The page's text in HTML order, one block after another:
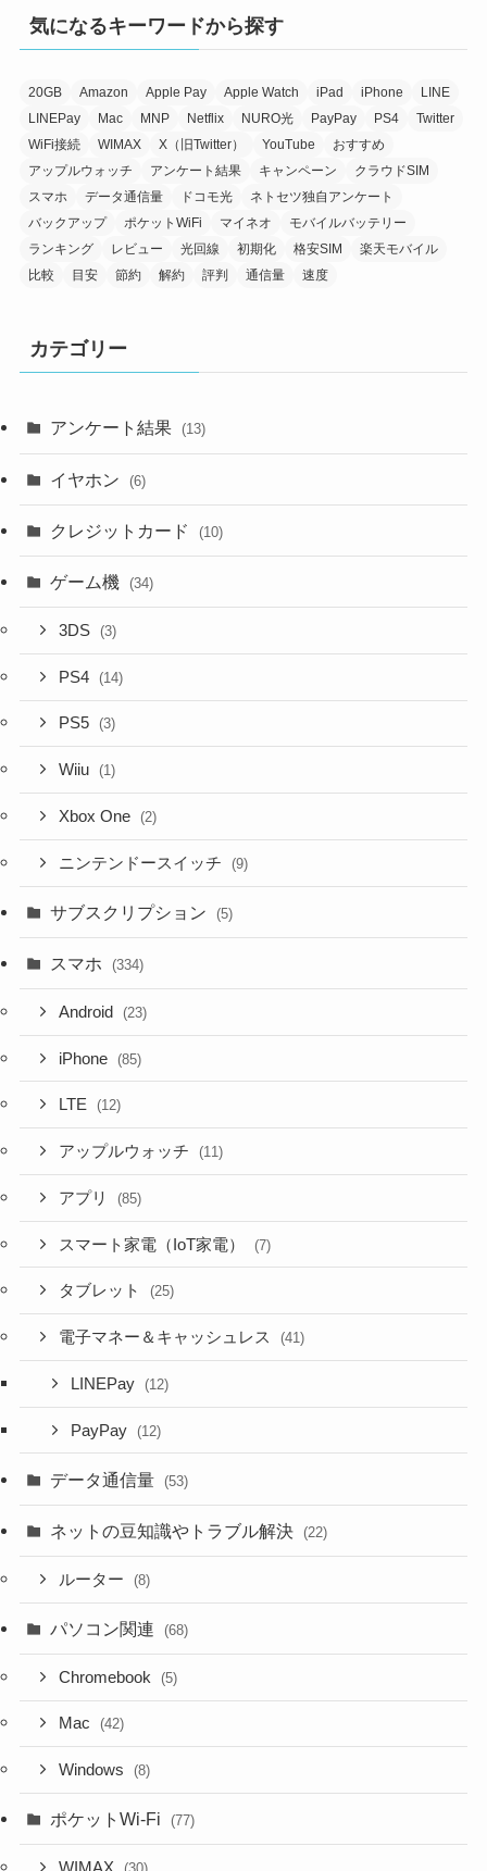
気になるキーワードから探す
20GB Amazon Apple Pay Apple Watch iPad iPhone
LINE
LINEPay
Mac MNP Netflix NURO光 PayPay PS4
Twitter
WiFi接続
WIMAX X（旧Twitter） YouTube
おすすめ
アップルウォッチ
アンケート結果 キャンペーン
クラウドSIM
スマホ
データ通信量 ドコモ光
ネトセツ独自アンケート
バックアップ
ポケットWiFi マイネオ
モバイルバッテリー
ランキング
レビュー 光回線 初期化 格安SIM
楽天モバイル
比較
目安 節約 解約 評判 通信量 速度
カテゴリー
アンケート結果 (13)
イヤホン (6)
クレジットカード (10)
ゲーム機 (34)
3DS (3)
PS4 (14)
PS5 (3)
Wiiu (1)
Xbox One (2)
ニンテンドースイッチ (9)
サブスクリプション (5)
スマホ (334)
Android (23)
iPhone (85)
LTE (12)
アップルウォッチ (11)
アプリ (85)
スマート家電（IoT家電） (7)
タブレット (25)
電子マネー＆キャッシュレス (41)
LINEPay (12)
PayPay (12)
データ通信量 (53)
ネットの豆知識やトラブル解決 (22)
ルーター (8)
パソコン関連 (68)
Chromebook (5)
Mac (42)
Windows (8)
ポケットWi-Fi (77)